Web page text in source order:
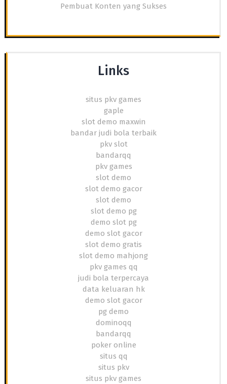
Pembuat Konten yang Sukses
Links
situs pkv games
gaple
slot demo maxwin
bandar judi bola terbaik
pkv slot
bandarqq
pkv games
slot demo
slot demo gacor
slot demo
slot demo pg
demo slot pg
demo slot gacor
slot demo gratis
slot demo mahjong
pkv games qq
judi bola terpercaya
data keluaran hk
demo slot gacor
pg demo
dominoqq
bandarqq
poker online
situs qq
situs pkv
situs pkv games